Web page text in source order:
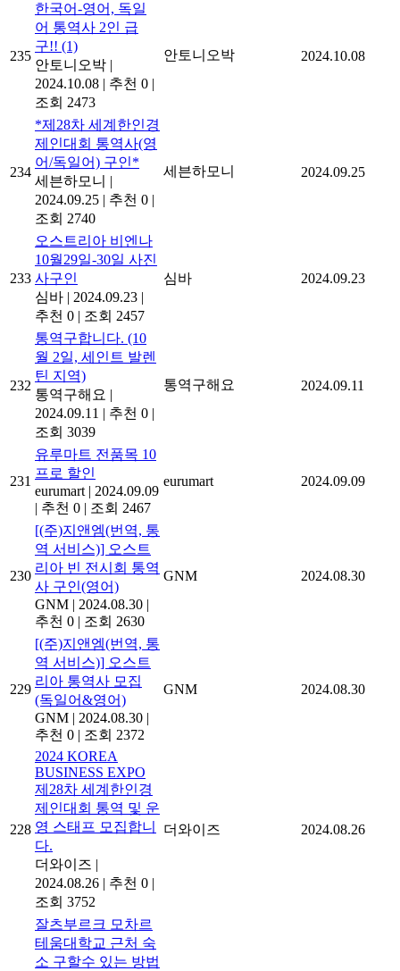
235
한국어-영어, 독일
어 통역사 2인 급
구!! (1)
안토니오박 |
2024.10.08 | 추천 0 |
조회 2473
안토니오박 2024.10.08
234
*제28차 세계한인경
제인대회 통역사(영
어/독일어) 구인*
세븐하모니 |
2024.09.25 | 추천 0 |
조회 2740
세븐하모니 2024.09.25
233
오스트리아 비엔나
10월29일-30일 사진
사구인
심바 | 2024.09.23 |
추천 0 | 조회 2457
심바 2024.09.23
232
통역구합니다. (10
월 2일, 세인트 발렌
틴 지역)
통역구해요 |
2024.09.11 | 추천 0 |
조회 3039
통역구해요 2024.09.11
231
유루마트 전품목 10
프로 할인
eurumart | 2024.09.09
| 추천 0 | 조회 2467
eurumart 2024.09.09
230
[(주)지앤엠(번역, 통
역 서비스)] 오스트
리아 빈 전시회 통역
사 구인(영어)
GNM | 2024.08.30 |
추천 0 | 조회 2630
GNM 2024.08.30
229
[(주)지앤엠(번역, 통
역 서비스)] 오스트
리아 통역사 모집
(독일어&영어)
GNM | 2024.08.30 |
추천 0 | 조회 2372
GNM 2024.08.30
228
2024 KOREA
BUSINESS EXPO
제28차 세계한인경
제인대회 통역 및 운
영 스태프 모집합니
다.
더와이즈 |
2024.08.26 | 추천 0 |
조회 3752
더와이즈 2024.08.26
잘츠부르크 모차르
테움대학교 근처 숙
소 구할수 있는 방법